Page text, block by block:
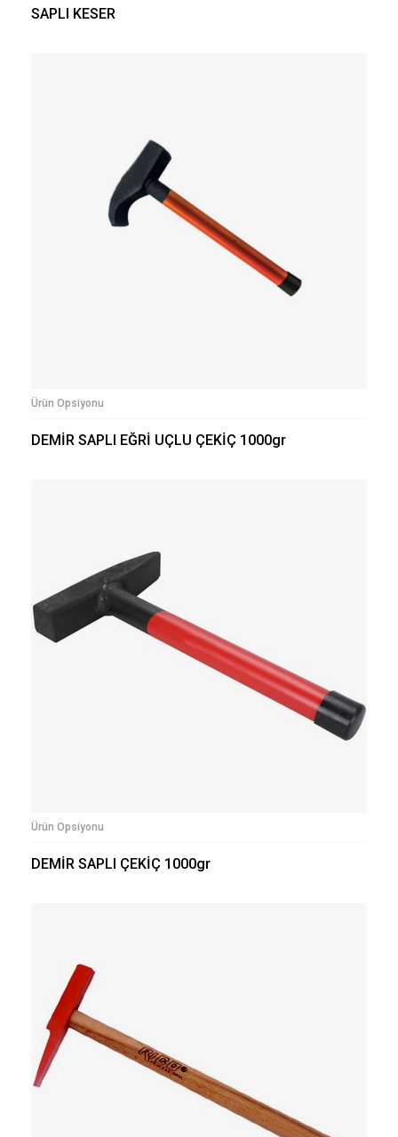
SAPLI KESER
Ürün Opsiyonu
DEMİR SAPLI EĞRİ UÇLU ÇEKİÇ 1000gr
Ürün Opsiyonu
DEMİR SAPLI ÇEKİÇ 1000gr